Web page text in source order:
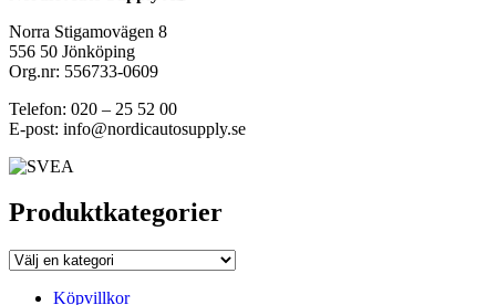
Norra Stigamovägen 8
556 50 Jönköping
Org.nr: 556733-0609
Telefon: 020 – 25 52 00
E-post: info@nordicautosupply.se
Produktkategorier
Köpvillkor